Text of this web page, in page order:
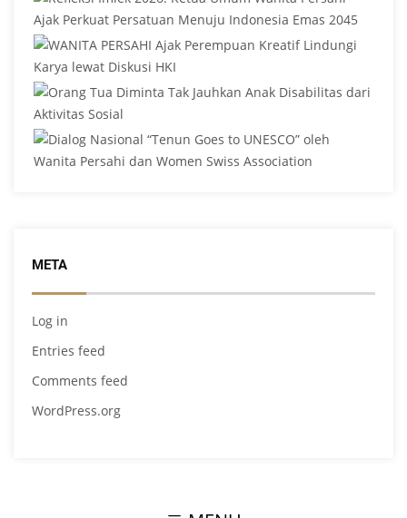
META
Log in
Entries feed
Comments feed
WordPress.org